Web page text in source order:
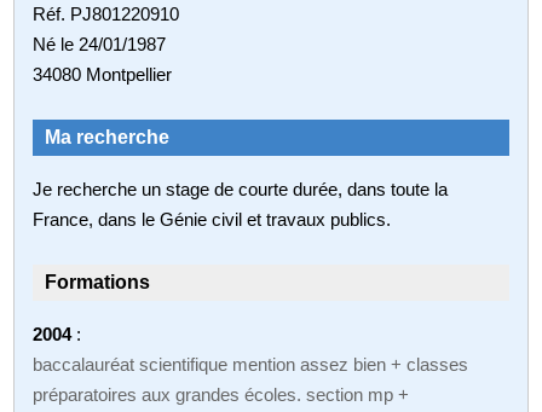
Réf. PJ801220910
Né le 24/01/1987
34080 Montpellier
Ma recherche
Je recherche un stage de courte durée, dans toute la
France, dans le Génie civil et travaux publics.
Formations
2004:
baccalauréat scientifique mention assez bien + classes
préparatoires aux grandes écoles. section mp +